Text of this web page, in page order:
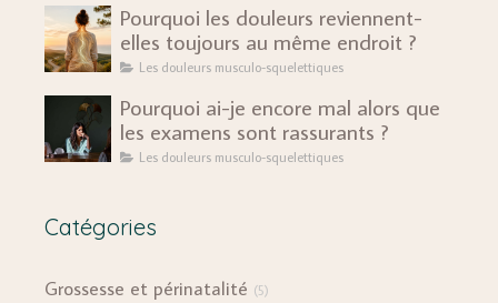
Pourquoi les douleurs reviennent-
elles toujours au même endroit ?
Les douleurs musculo-squelettiques
Pourquoi ai-je encore mal alors que
les examens sont rassurants ?
Les douleurs musculo-squelettiques
Catégories
Grossesse et périnatalité (5)